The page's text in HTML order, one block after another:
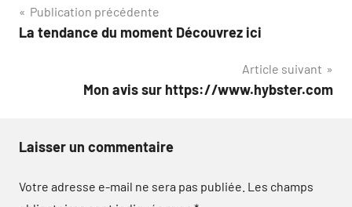
Navigation
de
Publication précédente
La tendance du moment Découvrez ici
Article suivant
Mon avis sur https://www.hybster.com
Laisser un commentaire
Votre adresse e-mail ne sera pas publiée. Les champs